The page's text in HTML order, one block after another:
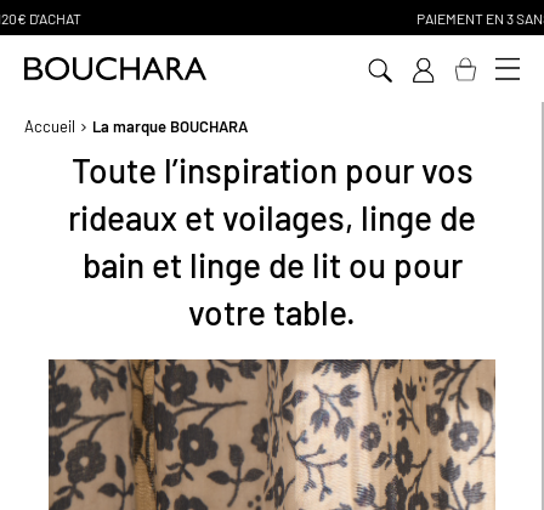
Accueil La marque BOUCHARA
Toute l’inspiration pour vos
rideaux et voilages, linge de
bain et linge de lit ou pour
votre table.